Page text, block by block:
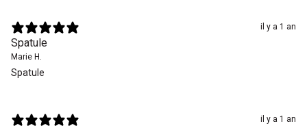
il y a 1 an
Spatule
Marie H.
Spatule
il y a 1 an